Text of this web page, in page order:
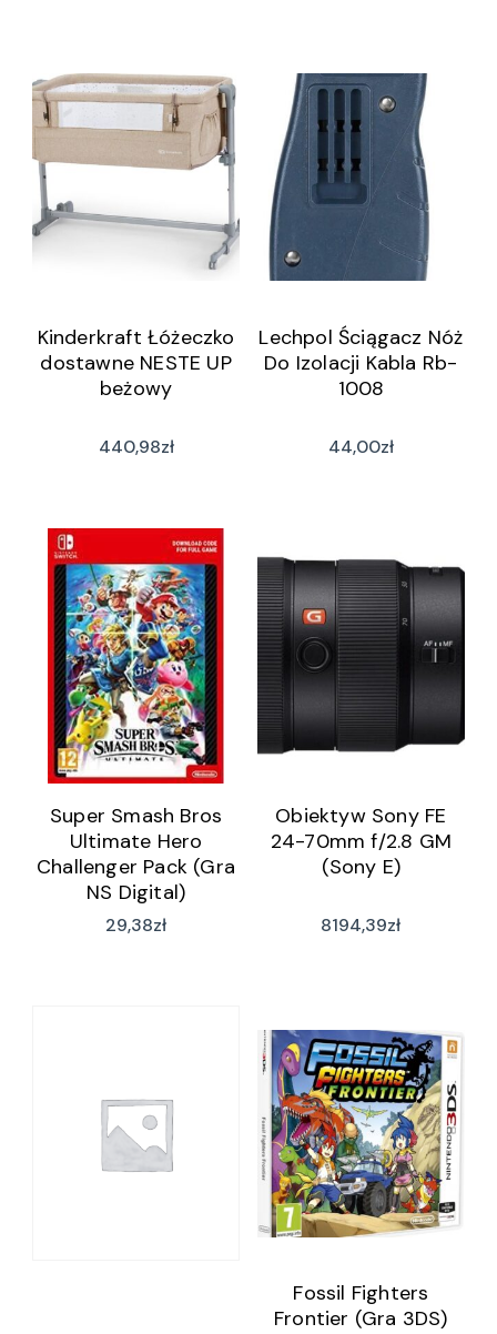
Kinderkraft Łóżeczko
dostawne NESTE UP
beżowy
440,98zł
Lechpol Ściągacz Nóż
Do Izolacji Kabla Rb-
1008
44,00zł
Super Smash Bros
Ultimate Hero
Challenger Pack (Gra
NS Digital)
29,38zł
Obiektyw Sony FE
24-70mm f/2.8 GM
(Sony E)
8194,39zł
Fossil Fighters
Frontier (Gra 3DS)